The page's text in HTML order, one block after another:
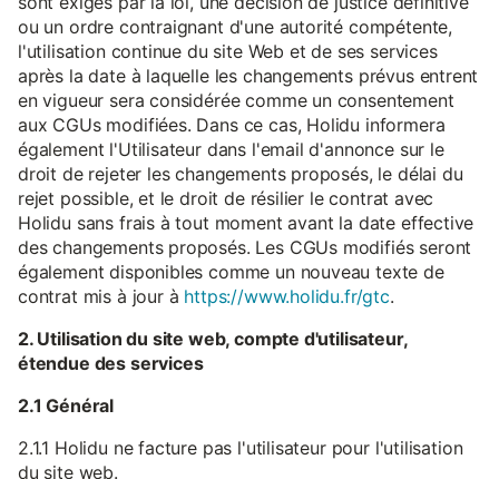
ou un ordre contraignant d'une autorité compétente,
l'utilisation continue du site Web et de ses services
après la date à laquelle les changements prévus entrent
en vigueur sera considérée comme un consentement
aux CGUs modifiées. Dans ce cas, Holidu informera
également l'Utilisateur dans l'email d'annonce sur le
droit de rejeter les changements proposés, le délai du
rejet possible, et le droit de résilier le contrat avec
Holidu sans frais à tout moment avant la date effective
des changements proposés. Les CGUs modifiés seront
également disponibles comme un nouveau texte de
contrat mis à jour à https://www.holidu.fr/gtc.
2. Utilisation du site web, compte d'utilisateur,
étendue des services
2.1 Général
2.1.1 Holidu ne facture pas l'utilisateur pour l'utilisation
du site web.